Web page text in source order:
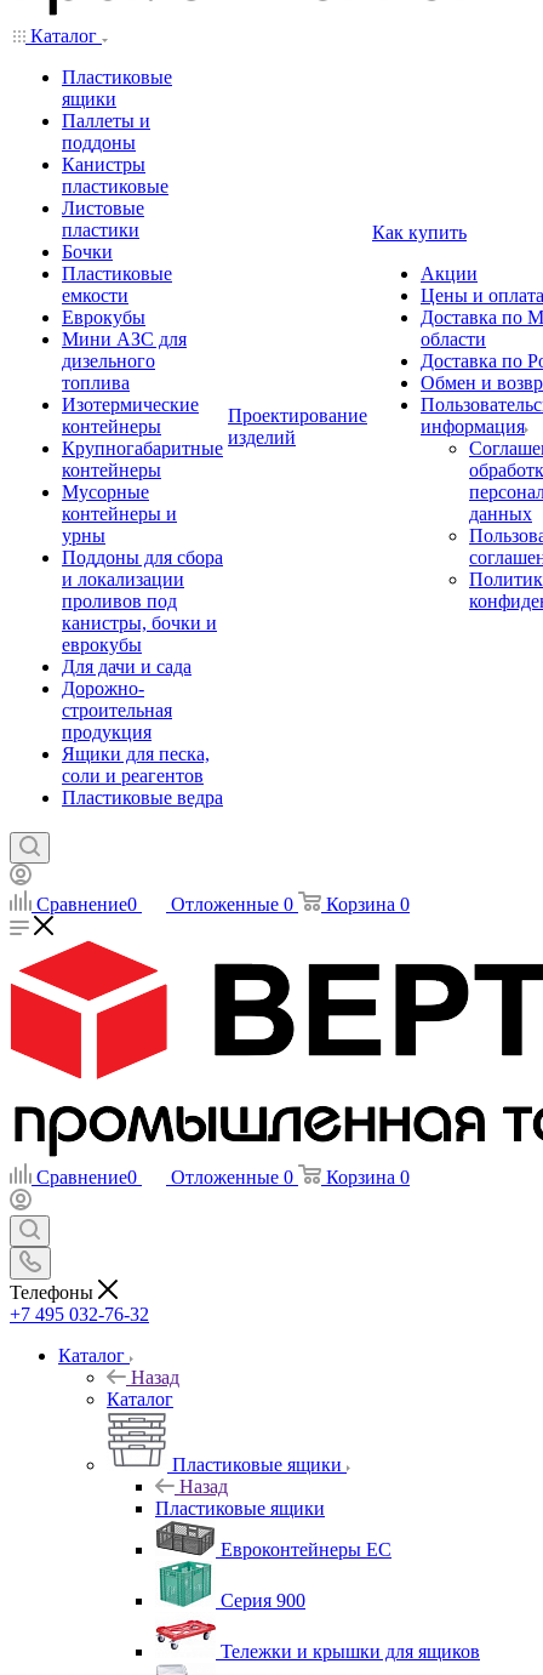
Каталог
Пластиковые
ящики
Паллеты и
поддоны
Канистры
пластиковые
Листовые
пластики
Бочки
Пластиковые
емкости
Еврокубы
Мини АЗС для
дизельного
топлива
Изотермические
контейнеры
Крупногабаритные
контейнеры
Мусорные
контейнеры и
урны
Поддоны для сбора
и локализации
проливов под
канистры, бочки и
еврокубы
Для дачи и сада
Дорожно-
строительная
продукция
Ящики для песка,
соли и реагентов
Пластиковые ведра
Проектирование
изделий
Как купить
Акции
Цены и оплата
Доставка по
области
Доставка по
Обмен и
информация
данных
Сравнение0 Отложенные 0 Корзина 0
Сравнение0 Отложенные 0 Корзина 0
Телефоны
+7 495 032-76-32
Каталог
Назад
Каталог
Пластиковые ящики
Назад
Пластиковые ящики
Евроконтейнеры ЕС
Серия 900
Тележки и крышки для ящиков